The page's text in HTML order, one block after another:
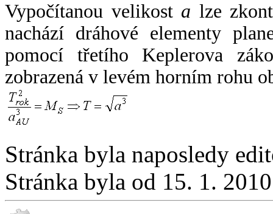
Vypočítanou velikost a lze
nachází dráhové elementy
pomocí třetího Keplerova
zobrazená v levém horním rohu
Stránka byla naposledy
Stránka byla od 15. 1.